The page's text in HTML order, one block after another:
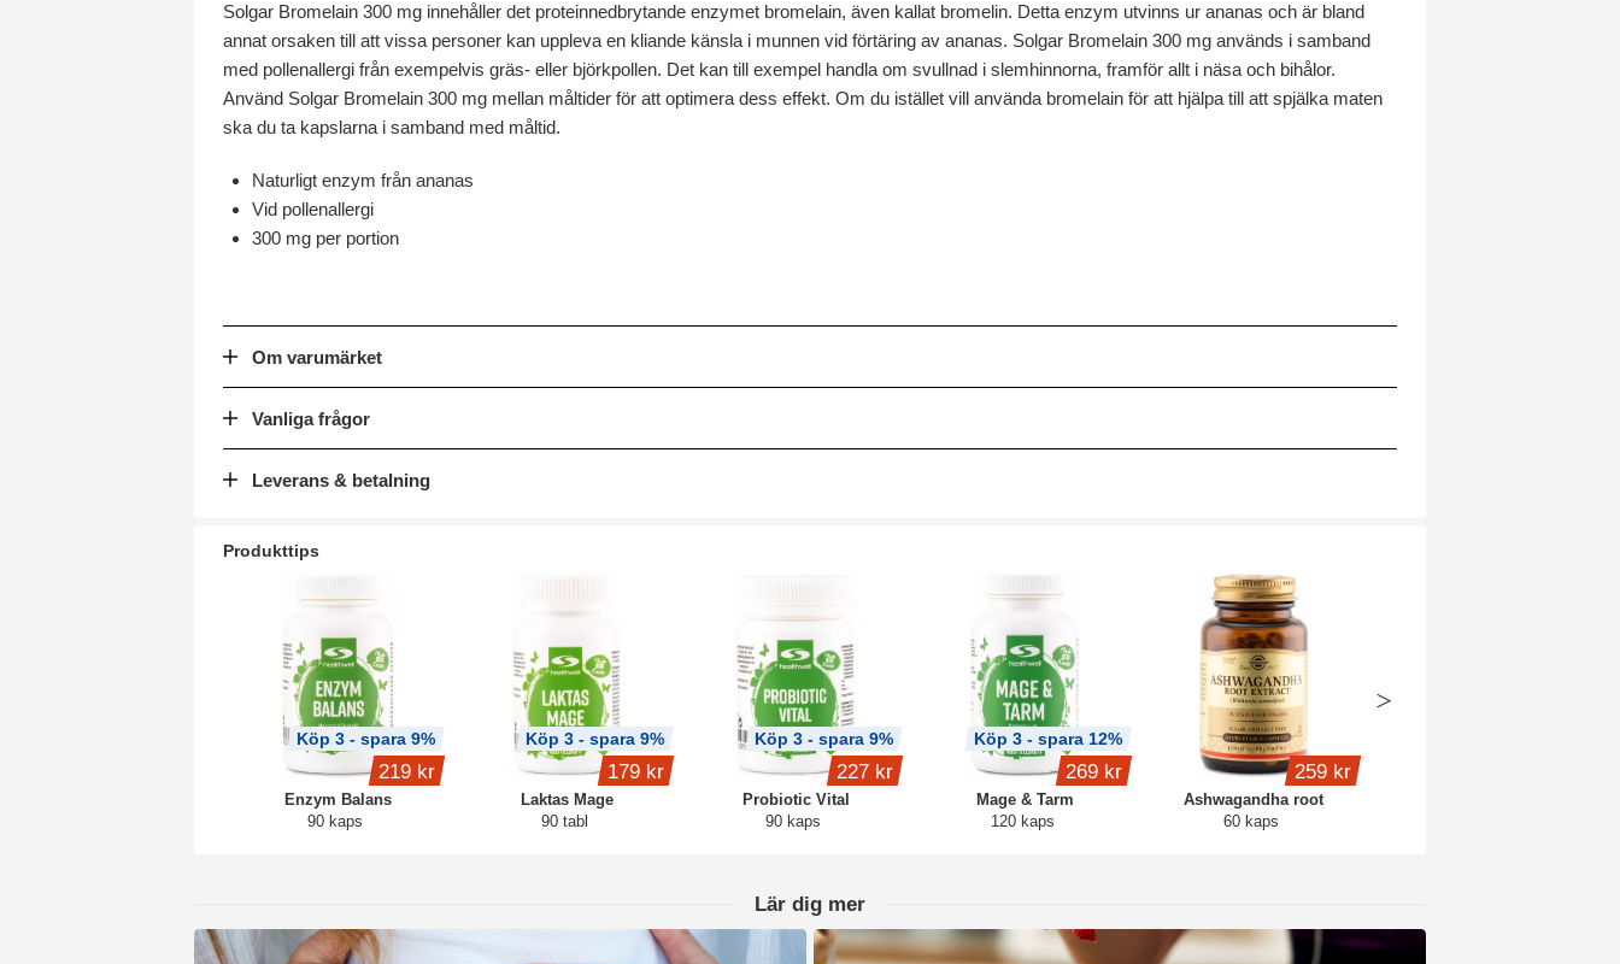
Solgar Bromelain 300 mg innehåller det proteinnedbrytande enzymet bromelain, även kallat bromelin. Detta enzym utvinns ur ananas och är bland
annat orsaken till att vissa personer kan uppleva en kliande känsla i munnen vid förtäring av ananas. Solgar Bromelain 300 mg används i samband
med pollenallergi från exempelvis gräs- eller björkpollen. Det kan till exempel handla om svullnad i slemhinnorna, framför allt i näsa och bihålor.
Använd Solgar Bromelain 300 mg mellan måltider för att optimera dess effekt. Om du istället vill använda bromelain för att hjälpa till att spjälka maten
ska du ta kapslarna i samband med måltid.
Naturligt enzym från ananas
Vid pollenallergi
300 mg per portion
Om varumärket
Vanliga frågor
Leverans & betalning
Produkttips
Enzym Balans
90 kaps
Köp 3 - spara 9%
219 kr
Laktas Mage
90 tabl
Köp 3 - spara 9%
179 kr
Probiotic Vital
90 kaps
Köp 3 - spara 9%
227 kr
Mage & Tarm
120 kaps
Köp 3 - spara 12%
269 kr
Ashwagandha root
60 kaps
259 kr
Lär dig mer